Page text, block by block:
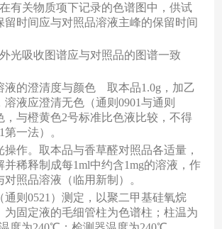
有关物质项下记录的色谱图中，供试
留时间应与对照品溶液主峰的保留时间
光吸收图谱应与对照品的图谱一致
液的澄清度与颜色 取本品1.0g ，加乙
溶液应澄清无色（通则 0901与通则
，与橙黄色2号标准比色液比较，不得
第一法）。
作。取本品与香草醛对照品各适量，
并稀释制成每1ml中约含1mg的溶液，作
照品溶液（临用新制）。
通则 0521 ）测定，以聚二甲基硅氧烷
为固定液的毛细管柱为色谱柱；柱温为